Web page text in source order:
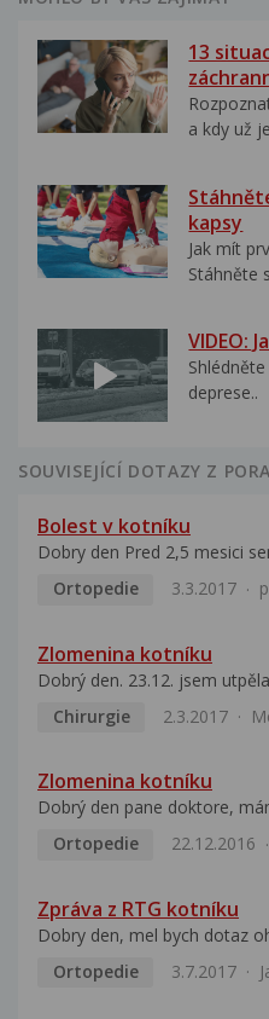
13
a kdy už
kapsy
Jak mít
Stáhněte
VIDEO:
deprese..
SOUVISEJÍCÍ DOTAZY Z
Bolest v kotníku
Dobry den Pred 2,5 mesici
Ortopedie
3.3.2017
Zlomenina kotníku
Dobrý den. 23.12. jsem
Chirurgie
2.3.2017
Zlomenina kotníku
Dobrý den pane doktore,
Ortopedie
22.12.2016
Zpráva z RTG kotníku
Dobry den, mel bych dotaz
Ortopedie
3.7.2017